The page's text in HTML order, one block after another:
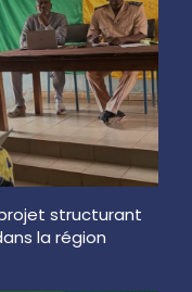
projet structurant
la région